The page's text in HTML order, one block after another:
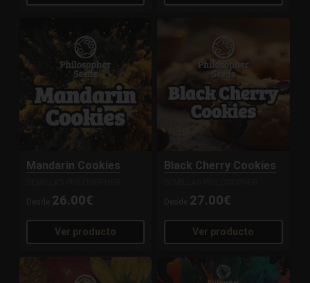
Mandarin Cookies
Desde 26.00€
Ver producto
Black Cherry Cookies
Desde 27.00€
Ver producto